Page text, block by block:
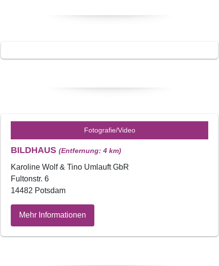
Fotografie/Video
BILDHAUS (Entfernung: 4 km)
Karoline Wolf & Tino Umlauft GbR
Fultonstr. 6
14482 Potsdam
Mehr Informationen